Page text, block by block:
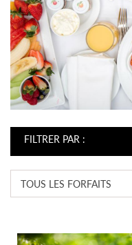
FILTRER PAR :
TOUS LES FORFAITS